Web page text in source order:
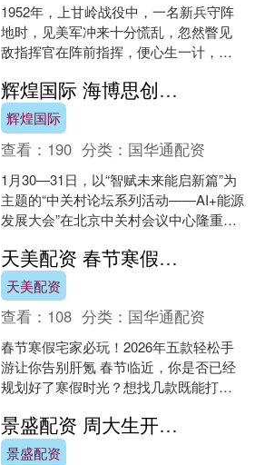
1952年，上甘岭战役中，一名新兵守阵
地时，见美军冲来十分慌乱，忽然瞥见
敌指挥官在阵前指挥，便心生一计，最
1951年他入朝....
辉煌国际 海博思创王劲松：AI赋能储能别做“表面功夫”，决策型技术才是破局关键
辉煌国际
查看： 190 分类： 国华通配资
1月30—31日，以“智赋未来能启新篇”为
主题的“中关村论坛系列活动——AI+能源
发展大会”在北京中关村会议中心隆重举
等五大单....
天美配资 春节寒假宅家必玩！2026年五款轻松手游让你告别肝氪
天美配资
查看： 108 分类： 国华通配资
春节寒假宅家必玩！2026年五款轻松手
游让你告别肝氪 春节临近，你是否已经
规划好了寒假时光？想找几款既能打发
心，我们为你精心筛....
景盛配资 周大生开展黄金租赁业务对冲金价波动存货减值风险
景盛配资